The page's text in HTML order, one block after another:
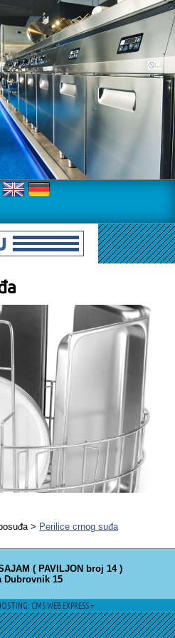
> Perilice crnog suđa
( PAVILJON broj 14 )
Dubrovnik 15
CMS WEB EXPRESS =